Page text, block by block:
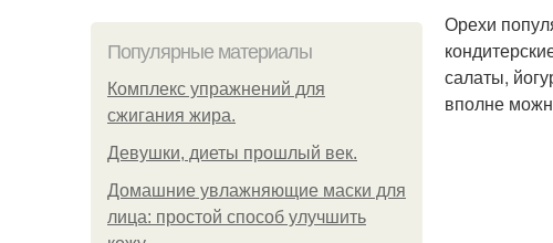
Популярные материалы
Комплекс упражнений для
сжигания жира.
Девушки, диеты прошлый век.
Домашние увлажняющие маски для
лица: простой способ улучшить
Орехи
салаты,
вполне